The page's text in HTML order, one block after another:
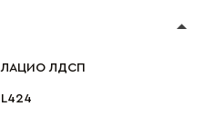
ЛАЦИО ЛДСП
L424